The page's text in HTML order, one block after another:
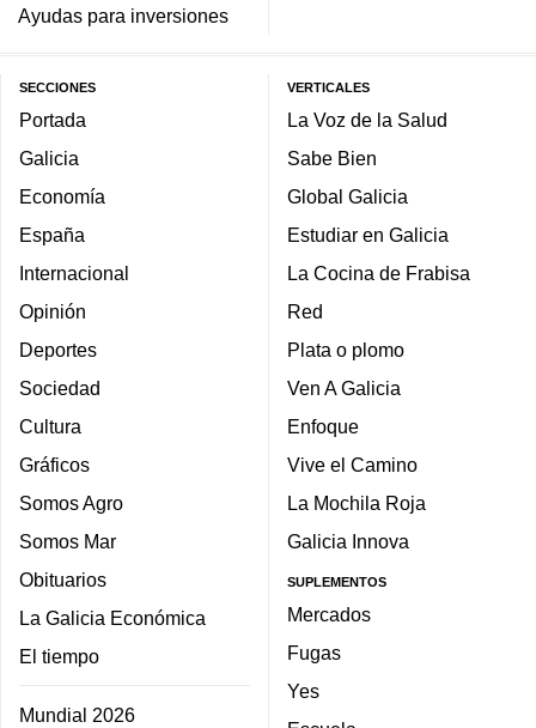
Ayudas para inversiones
SECCIONES
Portada
Galicia
Economía
España
Internacional
Opinión
Deportes
Sociedad
Cultura
Gráficos
Somos Agro
Somos Mar
Obituarios
La Galicia Económica
El tiempo
Mundial 2026
VERTICALES
La Voz de la Salud
Sabe Bien
Global Galicia
Estudiar en Galicia
La Cocina de Frabisa
Red
Plata o plomo
Ven A Galicia
Enfoque
Vive el Camino
La Mochila Roja
Galicia Innova
SUPLEMENTOS
Mercados
Fugas
Yes